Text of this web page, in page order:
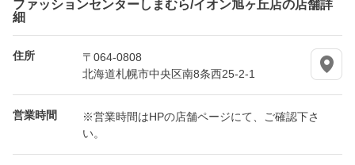
ファッションセンターしまむら/イオン旭ヶ丘店の店舗詳
細
住所
〒064-0808
北海道札幌市中央区南8条西25-2-1
営業時間
※営業時間はHPの店舗ページにて、ご確認下さ
い。